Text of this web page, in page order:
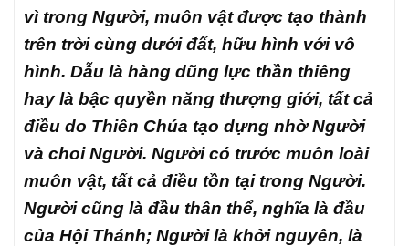
vì trong Người, muôn vật được tạo thành
trên trời cùng dưới đất, hữu hình với vô
hình. Dẫu là hàng dũng lực thần thiêng
hay là bậc quyền năng thượng giới, tất cả
điều do Thiên Chúa tạo dựng nhờ Người
và choi Người. Người có trước muôn loài
muôn vật, tất cả điều tồn tại trong Người.
Người cũng là đầu thân thể, nghĩa là đầu
của Hội Thánh; Người là khởi nguyên, là